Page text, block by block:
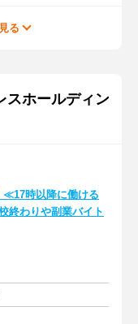
る
スホールディン
≪17時以降に働ける
わりや副業バイト